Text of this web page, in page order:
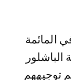
أورد الوزير أن 95 في المائمة
تم توجيههم